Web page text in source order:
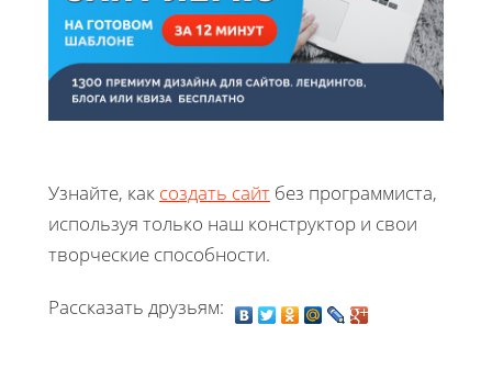
Узнайте, как создать сайт без программиста,
используя только наш конструктор и свои
творческие способности.
Рассказать друзьям: